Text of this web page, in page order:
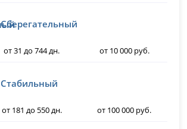
Сберегательный
от 31 до 744 дн. от 10 000 руб.
Стабильный
от 181 до 550 дн. от 100 000 руб.